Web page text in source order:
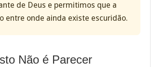
de Deus e permitimos que a
entre onde ainda existe escuridão.
Não é Parecer